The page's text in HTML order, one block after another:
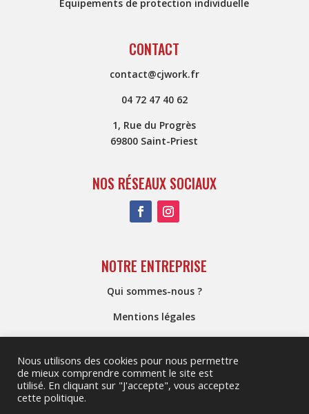
Équipements de protection individuelle
CONTACT
contact@cjwork.fr
04 72 47 40 62
1, Rue du Progrès
69800 Saint-Priest
NOS RÉSEAUX SOCIAUX
NOTRE ENTREPRISE
Qui sommes-nous ?
Mentions légales
Nous utilisons des cookies pour nous permettre
de mieux comprendre comment le site est
utilisé. En cliquant sur "J'accepte", vous acceptez
cette politique.